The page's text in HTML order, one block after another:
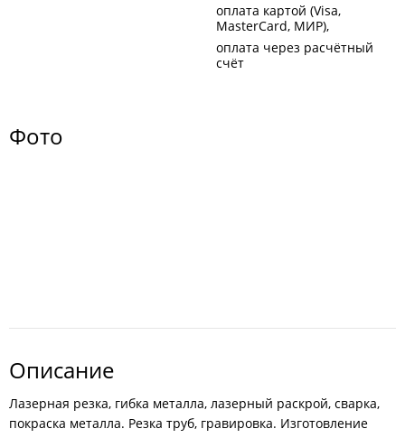
оплата картой (Visa,
MasterCard, МИР)
оплата через расчётный
счёт
Фото
Описание
Лазерная резка, гибка металла, лазерный раскрой, сварка,
покраска металла. Резка труб, гравировка. Изготовление